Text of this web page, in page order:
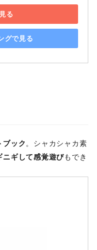
る
グで見る
ック。シャカシャカ素
ニギして感覚遊びもでき